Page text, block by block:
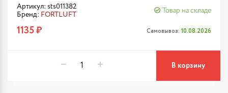
Артикул: sts011382
Бренд: FORTLUFT
Товар на складе
1135 ₽ Самовывоз: 10.08.2026
В корзину